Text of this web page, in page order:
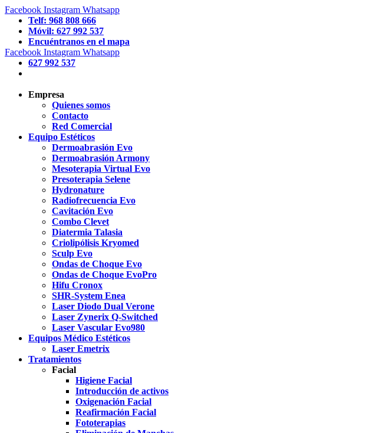
Facebook Instagram Whatsapp
Telf: 968 808 666
Móvil: 627 992 537
Encuéntranos en el mapa
Facebook Instagram Whatsapp
627 992 537
Empresa
Quienes somos
Contacto
Red Comercial
Equipo Estéticos
Dermoabrasión Evo
Dermoabrasión Armony
Mesoterapia Virtual Evo
Presoterapia Selene
Hydronature
Radiofrecuencia Evo
Cavitación Evo
Combo Clevet
Diatermia Talasia
Criolipólisis Kryomed
Sculp Evo
Ondas de Choque Evo
Ondas de Choque EvoPro
Hifu Cronox
SHR-System Enea
Laser Diodo Dual Verone
Laser Zynerix Q-Switched
Laser Vascular Evo980
Equipos Médico Estéticos
Laser Emetrix
Tratamientos
Facial
Higiene Facial
Introducción de activos
Oxigenación Facial
Reafirmación Facial
Fototerapias